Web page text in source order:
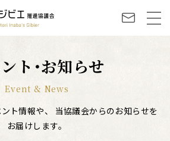
ト･お知らせ
Event & News
ト情報や、
当協議会からのお知らせを
お届けします。